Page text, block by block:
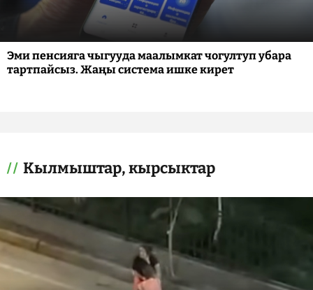
Эми пенсияга чыгууда маалымкат чогултуп убара
тартпайсыз. Жаңы система ишке кирет
Кылмыштар, кырсыктар